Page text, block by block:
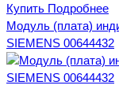
Купить Подробнее
Модуль (плата)
SIEMENS 00644432